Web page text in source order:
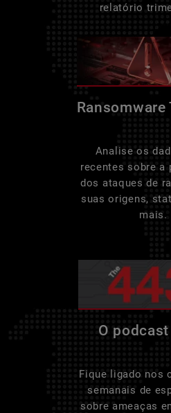
relatório
Ransomware
Analise os
recentes sobre a
dos ataques de
suas origens,
mais.
O
Fique ligado nos
semanais de
sobre ameaças